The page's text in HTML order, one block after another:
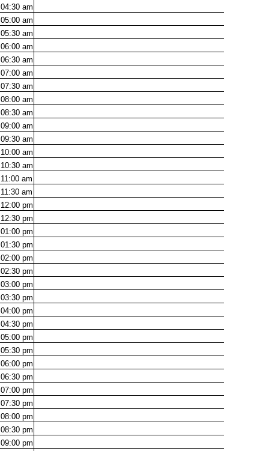
04:30 am
05:00 am
05:30 am
06:00 am
06:30 am
07:00 am
07:30 am
08:00 am
08:30 am
09:00 am
09:30 am
10:00 am
10:30 am
11:00 am
11:30 am
12:00 pm
12:30 pm
01:00 pm
01:30 pm
02:00 pm
02:30 pm
03:00 pm
03:30 pm
04:00 pm
04:30 pm
05:00 pm
05:30 pm
06:00 pm
06:30 pm
07:00 pm
07:30 pm
08:00 pm
08:30 pm
09:00 pm